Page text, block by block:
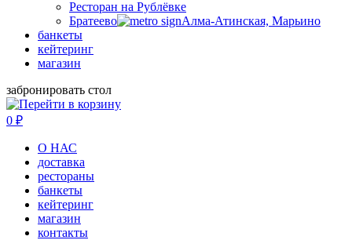
Ресторан на Рублёвке
Братеево
Алма-Атинская, Марьино
банкеты
кейтеринг
магазин
забронировать стол
0 ₽
О НАС
доставка
рестораны
банкеты
кейтеринг
магазин
контакты